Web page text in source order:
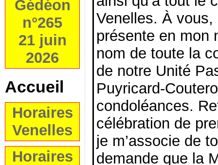
Gédéon
n°265
21 juin
2026
Accueil
Horaires
Venelles
Horaires
Venelles. À
présente en mon
nom de toute la
de notre Unité
Puyricard-
condoléances.
célébration de
je m’associe de
demande que la